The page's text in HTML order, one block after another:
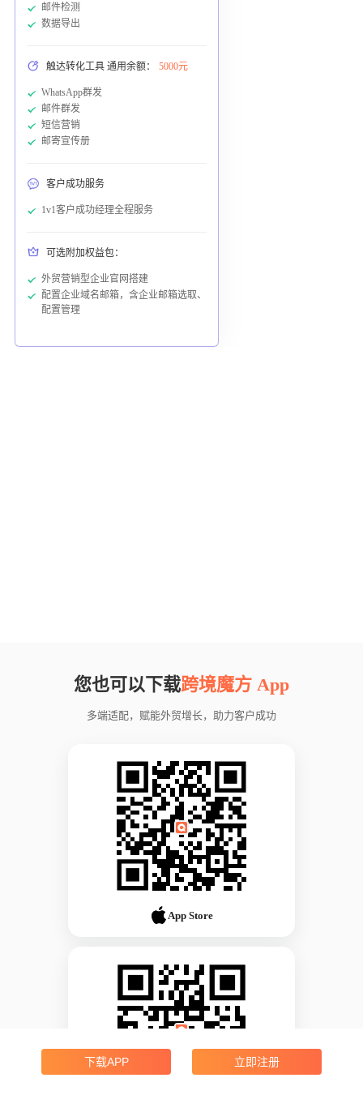
邮件检测
数据导出
触达转化工具 通用余额： 5000元
WhatsApp群发
邮件群发
短信营销
邮寄宣传册
客户成功服务
1v1客户成功经理全程服务
可选附加权益包：
外贸营销型企业官网搭建
配置企业域名邮箱，含企业邮箱选取、
配置管理
您也可以下载跨境魔方 App
多端适配，赋能外贸增长，助力客户成功
App Store
下载APP 立即注册